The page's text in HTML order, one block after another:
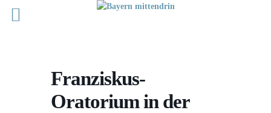
Franziskus-
Oratorium in der